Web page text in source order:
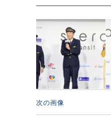
次の画像